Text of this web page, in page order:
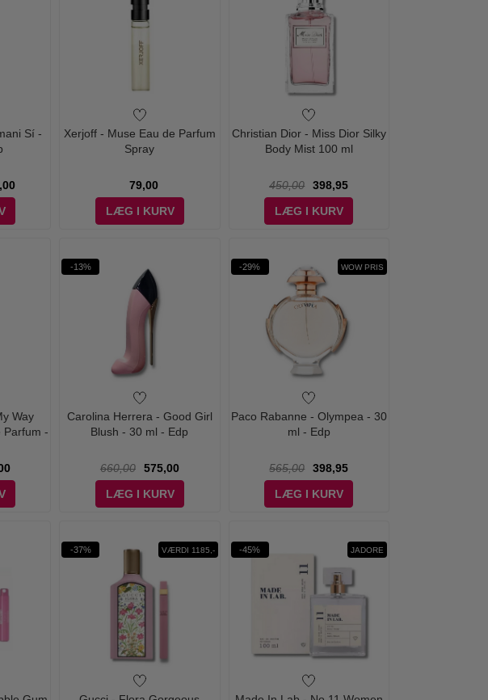
Sí -
Xerjoff - Muse Eau de Parfum
Spray
79,00
LÆG I KURV
Christian Dior - Miss Dior Silky
Body Mist 100 ml
450,00
398,95
LÆG I KURV
Way
Parfum -
-13%
Carolina Herrera - Good Girl
Blush - 30 ml - Edp
660,00
575,00
LÆG I KURV
-29% WOW PRIS
Paco Rabanne - Olympea - 30
ml - Edp
565,00
398,95
LÆG I KURV
-37% VÆRDI 1185,- -45% JADORE